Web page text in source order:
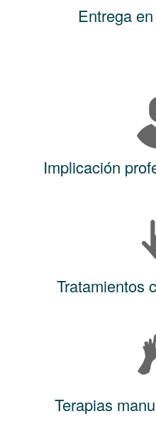
Entrega
Implicación
Tratamientos
Terapias